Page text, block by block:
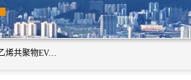
东莞市恒屹国际贸易有限公司（简称：恒屹国际）是一家石化原料综合营销服务商，主营产品乙烯-醋酸乙烯共聚物EVA、聚酰胺PA（尼龙）、醚酯型热塑弹性体TPEE等，公司秉承以市场为导向的战略思想，致力于大宗石化原料在中国市场的营销服务业务，为客户提供一站式的全面服务。